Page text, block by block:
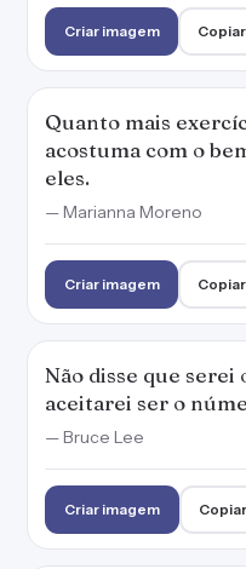
Criar imagem Copiar
Quanto mais
acostuma com o
eles.
— Marianna Moreno
Criar imagem Copiar
Não disse que serei
aceitarei ser o
— Bruce Lee
Criar imagem Copiar